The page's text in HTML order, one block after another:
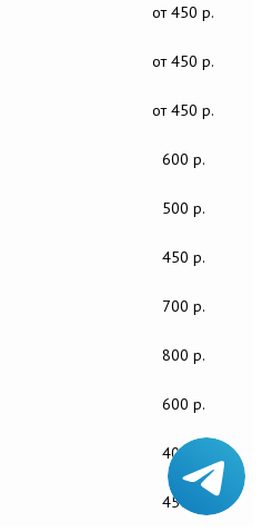
от 450 р.
от 450 р.
от 450 р.
600 р.
500 р.
450 р.
700 р.
800 р.
600 р.
400 р.
450 р.